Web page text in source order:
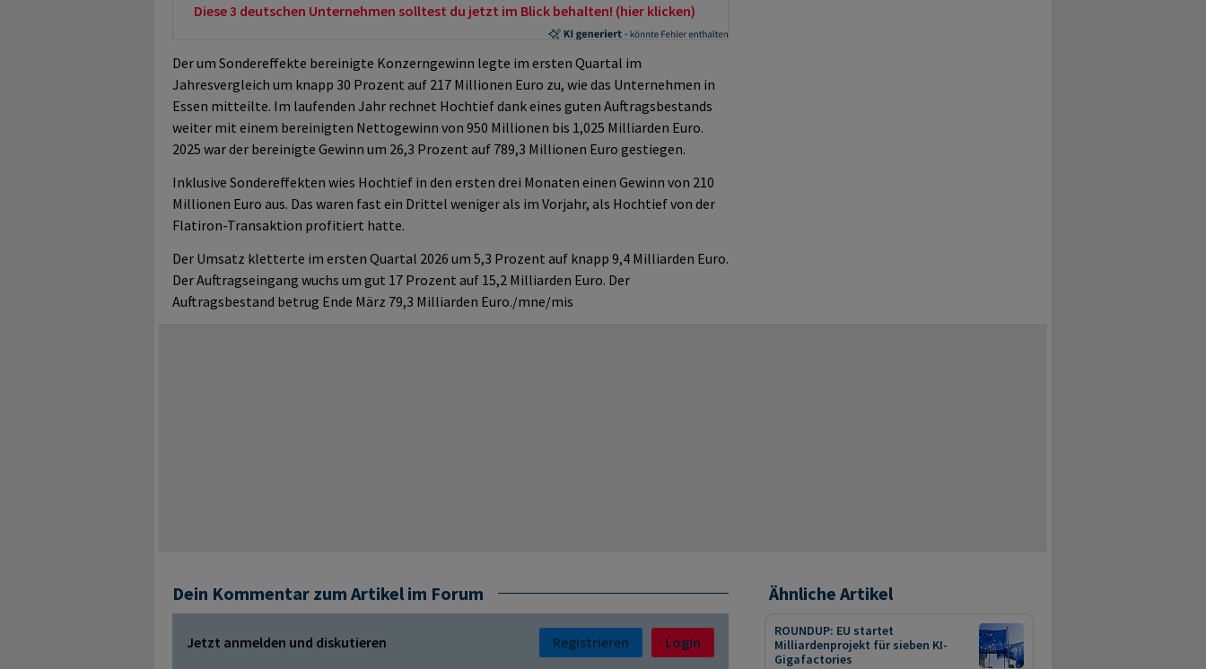
Diese 3 deutschen Unternehmen solltest du jetzt im Blick behalten! (hier klicken)
Der um Sondereffekte bereinigte Konzerngewinn legte im ersten Quartal im
Jahresvergleich um knapp 30 Prozent auf 217 Millionen Euro zu, wie das Unternehmen in
Essen mitteilte. Im laufenden Jahr rechnet Hochtief dank eines guten Auftragsbestands
weiter mit einem bereinigten Nettogewinn von 950 Millionen bis 1,025 Milliarden Euro.
2025 war der bereinigte Gewinn um 26,3 Prozent auf 789,3 Millionen Euro gestiegen.
Inklusive Sondereffekten wies Hochtief in den ersten drei Monaten einen Gewinn von 210
Millionen Euro aus. Das waren fast ein Drittel weniger als im Vorjahr, als Hochtief von der
Flatiron-Transaktion profitiert hatte.
Der Umsatz kletterte im ersten Quartal 2026 um 5,3 Prozent auf knapp 9,4 Milliarden Euro.
Der Auftragseingang wuchs um gut 17 Prozent auf 15,2 Milliarden Euro. Der
Auftragsbestand betrug Ende März 79,3 Milliarden Euro./mne/mis
Dein Kommentar zum Artikel im Forum
Jetzt anmelden und diskutieren Registrieren Login
Ähnliche Artikel
ROUNDUP: EU startet
Milliardenprojekt für sieben KI-
Gigafactories